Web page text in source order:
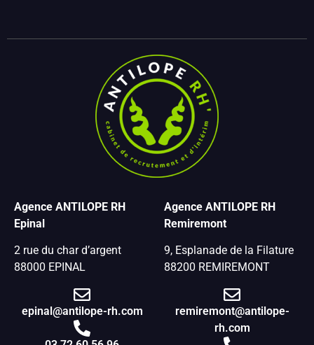
Agence ANTILOPE RH
Epinal
2 rue du char d’argent
88000 EPINAL
epinal@antilope-rh.com
Agence ANTILOPE RH
Remiremont
9, Esplanade de la Filature
88200 REMIREMONT
remiremont@antilope-
rh.com